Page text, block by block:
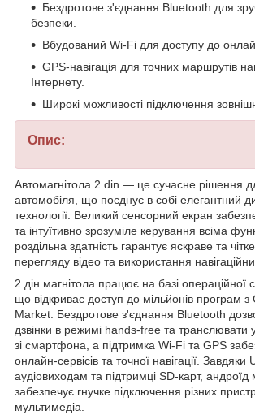
Бездротове з'єднання Bluetooth для
безпеки.
Вбудований Wi-Fi для доступу до
GPS-навігація для точних маршрутів
Інтернету.
Широкі можливості підключення
Опис:
Автомагнітола 2 din — це сучасне рішення
автомобіля, що поєднує в собі елегантний
технології. Великий сенсорний екран
та інтуїтивно зрозуміле керування всіма
роздільна здатність гарантує яскраве та
перегляду відео та використання
2 дін магнітола працює на базі операційної
що відкриває доступ до мільйонів програм
Market. Бездротове з'єднання Bluetooth
дзвінки в режимі hands-free та транслювати
зі смартфона, а підтримка Wi-Fi та GPS
онлайн-сервісів та точної навігації. Завдяки
аудіовиходам та підтримці SD-карт, андроїд
забезпечує гнучке підключення різних
мультимедіа.